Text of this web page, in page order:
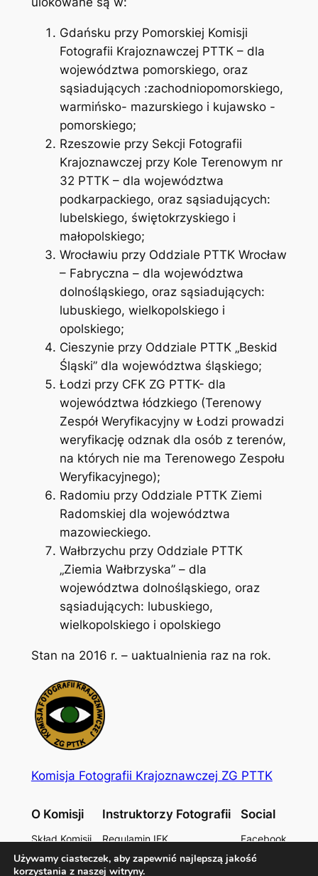
Gdańsku przy Pomorskiej Komisji
Fotografii Krajoznawczej PTTK – dla
województwa pomorskiego, oraz
sąsiadujących :zachodniopomorskiego,
warmińsko- mazurskiego i kujawsko -
pomorskiego;
Rzeszowie przy Sekcji Fotografii
Krajoznawczej przy Kole Terenowym nr
32 PTTK – dla województwa
podkarpackiego, oraz sąsiadujących:
lubelskiego, świętokrzyskiego i
małopolskiego;
Wrocławiu przy Oddziale PTTK Wrocław
– Fabryczna – dla województwa
dolnośląskiego, oraz sąsiadujących:
lubuskiego, wielkopolskiego i
opolskiego;
Cieszynie przy Oddziale PTTK „Beskid
Śląski” dla województwa śląskiego;
Łodzi przy CFK ZG PTTK- dla
województwa łódzkiego (Terenowy
Zespół Weryfikacyjny w Łodzi prowadzi
weryfikację odznak dla osób z terenów,
na których nie ma Terenowego Zespołu
Weryfikacyjnego);
Radomiu przy Oddziale PTTK Ziemi
Radomskiej dla województwa
mazowieckiego.
Wałbrzychu przy Oddziale PTTK
„Ziemia Wałbrzyska” – dla
województwa dolnośląskiego, oraz
sąsiadujących: lubuskiego,
wielkopolskiego i opolskiego
Stan na 2016 r. – uaktualnienia raz na rok.
Komisja Fotografii Krajoznawczej ZG PTTK
O Komisji
Skład Komisji
Historia
Dokumenty
Instruktorzy Fotografii
Regulamin IFK
Regulamin ZIFK
Lista ZIFK
Social
Facebook
Kontakt
Używamy ciasteczek, aby zapewnić najlepszą jakość
korzystania z naszej witryny.